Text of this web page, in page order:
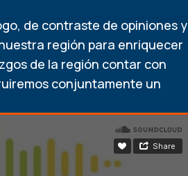
de contraste de opiniones y
región para enriquecer
de la región contar con
conjuntamente un